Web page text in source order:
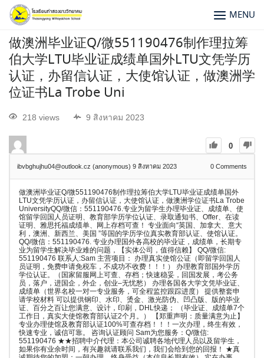
MENU
做澳洲毕业证Q/微551190476制作理拉筹
伯大学LTU毕业证成绩单国外LTU文凭学历
认证，办留信认证，大使馆认证，做澳洲学
位证书La Trobe Uni
218 views 9 สิงหาคม 2023
0
ibvbghujhu04@outlook.cz (anonymous) 9 สิงหาคม 2023 0 Comments
做澳洲毕业证Q/微551190476制作理拉筹伯大学LTU毕业证成绩单国外
LTU文凭学历认证，办留信认证，大使馆认证，做澳洲学位证书La Trobe
UniversityQQ/微信：551190476.专业为留学生办理毕业证、成绩单、使
馆留学回国人员证明、教育部学历学位认证、录取通知书、Offer、在读
证明、雅思托福成绩单、网上存档可查！ 专业面向“英国、加拿大、意大
利，澳洲、新西兰、美国 ”等国的学历学位真实教育部认证、使馆认证。
QQ/微信：551190476. 专业办理国外各高校的毕业证，成绩单，长期专
业为留学生解决毕业难的问题，【实体公司，值得信赖】 QQ/微信:
551190476 联系人:Sam 主营项目： 办理真实使馆公证（即留学回国人
员证明，免费申请免税车，不成功不收费！！！） 办理教育部国外学历
学位认证。（国家留服网上可查、存档；快速稳妥，回国发展，考公务
员，落户，进国企，外企，创业–无忧愁） 办理各国各大学文凭毕业证、
成绩单（世界名校一对一专业服务，可全程监控跟踪进度） 提供整套申
请学校材料 可以提供钢印、水印、烫金、激光防伪、凹凸版、版的毕业
证、百分之百让您满意、设计，印刷，DHL快递； （毕业证、成绩单7个
工作日，真实大使馆教育部认证2个月。） 【郑重声明：质量满意为止】
专业办理使馆及教育部认证100%可查存档！！！一次办理，终生有效，
快速专业，诚信可靠。 咨询认证顾问 Sam为您服务：Q/微信:
551190476 ★★招聘中介代理：本公司诚聘各地代理人员以及留学生，
如果你有业余时间，有兴趣就请联系我们，我们会给到您的回报！ ★真